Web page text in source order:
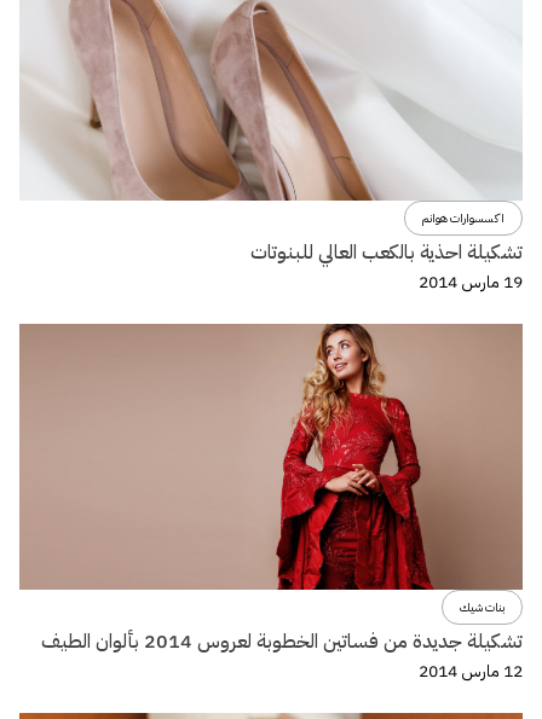
اكسسوارات هوانم
تشكيلة احذية بالكعب العالي للبنوتات
19 مارس 2014
بنات شيك
تشكيلة جديدة من فساتين الخطوبة لعروس 2014 بألوان الطيف
12 مارس 2014